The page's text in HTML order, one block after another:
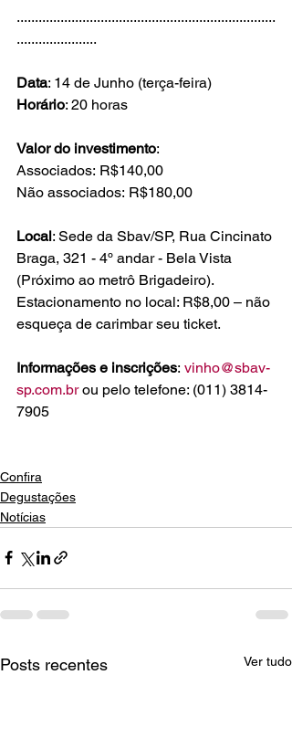
.......................................................................
......................
Data
Horário: 20 horas
Valor do investimento:
Associados: R$140,00
Não associados: R$180,00
Local: Sede da Sbav/SP, Rua Cincinato
Braga, 321 - 4º andar - Bela Vista
(Próximo ao metrô Brigadeiro).
Estacionamento no local: R$8,00 – não
esqueça de carimbar seu ticket.
Informações e inscrições: vinho@sbav-
sp.com.br ou pelo telefone: (011) 3814-
7905
Confira
Degustações
Notícias
Posts recentes Ver tudo